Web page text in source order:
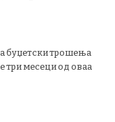
буџетски трошења
три месеци од оваа